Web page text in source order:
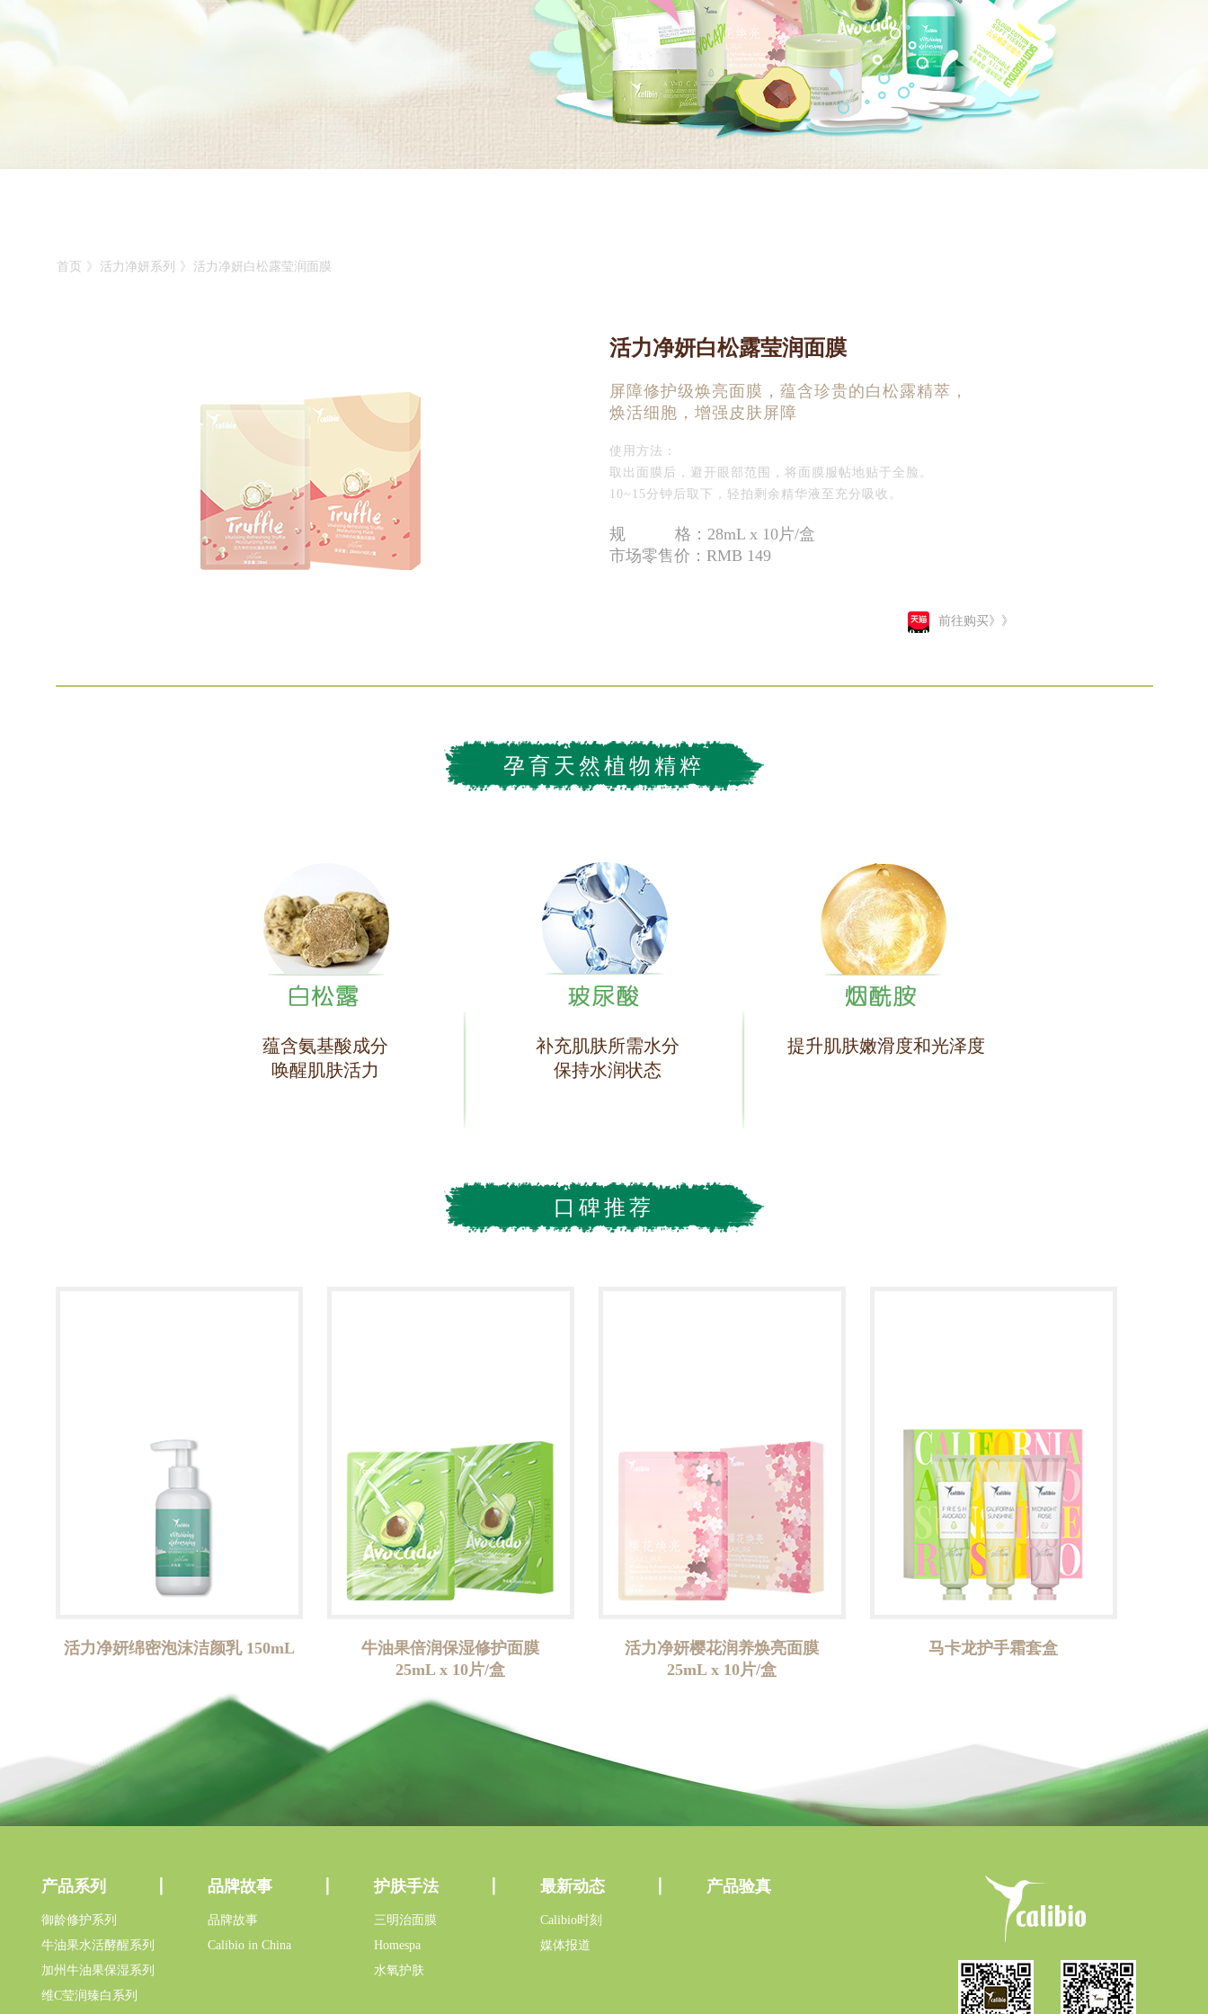
首页 》 活力净妍系列 》 活力净妍白松露莹润面膜
活力净妍白松露莹润面膜
屏障修护级焕亮面膜，蕴含珍贵的白松露精萃，
焕活细胞，增强皮肤屏障
使用方法：
取出面膜后，避开眼部范围，将面膜服帖地贴于全脸。
10~15分钟后取下，轻拍剩余精华液至充分吸收。
规 格：28mL x 10片/盒
市场零售价：RMB 149
前往购买》》
孕育天然植物精粹
蕴含氨基酸成分
唤醒肌肤活力
补充肌肤所需水分
保持水润状态
提升肌肤嫩滑度和光泽度
口碑推荐
活力净妍绵密泡沫洁颜乳 150mL
牛油果倍润保湿修护面膜
25mL x 10片/盒
活力净妍樱花润养焕亮面膜
25mL x 10片/盒
马卡龙护手霜套盒
产品系列
御龄修护系列
牛油果水活酵醒系列
加州牛油果保湿系列
维C莹润臻白系列
品牌故事
品牌故事
Calibio in China
护肤手法
三明治面膜
Homespa
水氧护肤
最新动态
Calibio时刻
媒体报道
产品验真